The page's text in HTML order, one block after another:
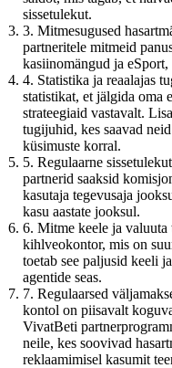
sissetulekut.
3. Mitmesugused
partneritele mitmeid
kasiinomängud ja
4. Statistika ja reaalajas
statistikat, et jälgida oma
strateegiaid vastavalt.
tugijuhid, kes saavad
küsimuste korral.
5. Regulaarne
partnerid saaksid
kasutaja tegevusaja
kasu aastate jooksul.
6. Mitme keele ja
kihlveokontor, mis on
toetab see paljusid keeli
agentide seas.
7. Regulaarsed
kontol on piisavalt
VivatBeti
neile, kes soovivad
reklaamimisel kasumit